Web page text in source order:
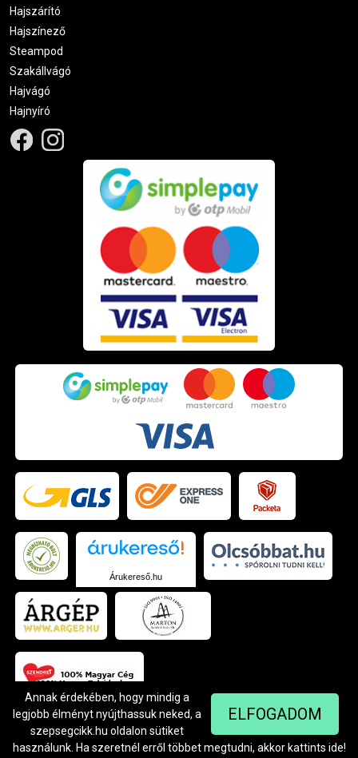
Hajszárító
Hajszínező
Steampod
Szakállvágó
Hajvágó
Hajnyíró
Árukereső.hu
© Szendrei Kft - 1042 Budapest, Árpád út 94.
Készítette:Netgo.hu Kft.
ELFOGADOM
Annak érdekében, hogy mindig a
legjobb élményt nyújthassuk neked, a
szepsegcikk.hu oldalon sütiket
használunk. Ha szeretnél erről többet megtudni, akkor kattints ide!